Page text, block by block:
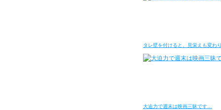
タレ壁を付けると、見栄えも変わ
大迫力で週末は映画三昧です…